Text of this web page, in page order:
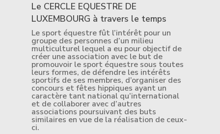
Le CERCLE EQUESTRE DE
LUXEMBOURG à travers le temps
Le sport équestre fût l’intérêt pour un
groupe des personnes d’un milieu
multiculturel lequel a eu pour objectif de
créer une association avec le but de
promouvoir le sport équestre sous toutes
leurs formes, de défendre les intérêts
sportifs de ses membres, d’organiser des
concours et fêtes hippiques ayant un
caractère tant national qu’international
et de collaborer avec d’autres
associations poursuivant des buts
similaires en vue de la réalisation de ceux-
ci.